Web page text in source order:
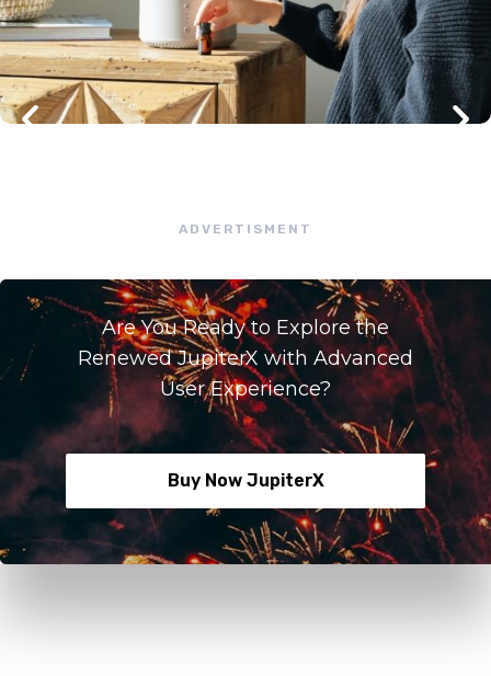
ADVERTISMENT
Are You Ready to Explore the
Renewed JupiterX with Advanced
User Experience?
Buy Now JupiterX